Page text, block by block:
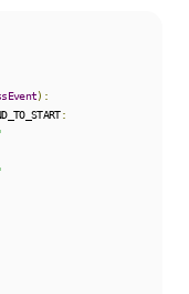
):
: